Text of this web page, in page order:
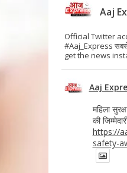
Aaj
Official Twitter
#Aaj_Express
get the news
Aaj
महिला
की
https://
safety-